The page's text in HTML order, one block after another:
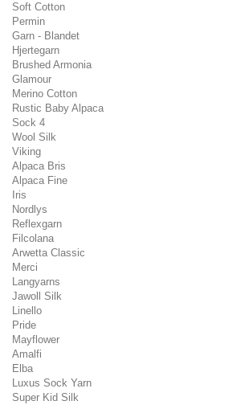
Soft Cotton
Permin
Garn - Blandet
Hjertegarn
Brushed Armonia
Glamour
Merino Cotton
Rustic Baby Alpaca
Sock 4
Wool Silk
Viking
Alpaca Bris
Alpaca Fine
Iris
Nordlys
Reflexgarn
Filcolana
Arwetta Classic
Merci
Langyarns
Jawoll Silk
Linello
Pride
Mayflower
Amalfi
Elba
Luxus Sock Yarn
Super Kid Silk